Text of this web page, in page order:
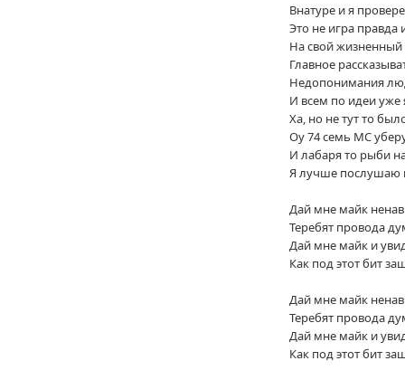
Внатуре и я
Это не игра правда
На свой
Главное
Недопонимания
И всем по идеи уже
Ха, но не тут то
Оу 74 семь МС
И лабаря то рыби
Я лучше послушаю
Дай мне майк
Теребят провода
Дай мне майк и
Как под этот бит
Дай мне майк
Теребят провода
Дай мне майк и
Как под этот бит